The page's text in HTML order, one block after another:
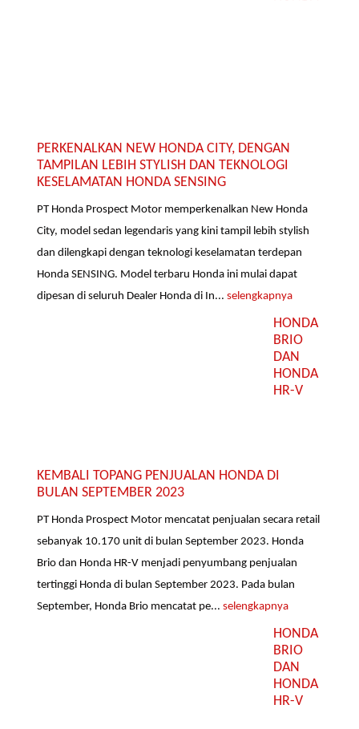
PERKENALKAN NEW HONDA CITY, DENGAN
TAMPILAN LEBIH STYLISH DAN TEKNOLOGI
KESELAMATAN HONDA SENSING
PT Honda Prospect Motor memperkenalkan New Honda
City, model sedan legendaris yang kini tampil lebih stylish
dan dilengkapi dengan teknologi keselamatan terdepan
Honda SENSING. Model terbaru Honda ini mulai dapat
dipesan di seluruh Dealer Honda di In...selengkapnya
HONDA
BRIO
DAN
HONDA
HR-V
KEMBALI TOPANG PENJUALAN HONDA DI
BULAN SEPTEMBER 2023
PT Honda Prospect Motor mencatat penjualan secara retail
sebanyak 10.170 unit di bulan September 2023. Honda
Brio dan Honda HR-V menjadi penyumbang penjualan
tertinggi Honda di bulan September 2023. Pada bulan
September, Honda Brio mencatat pe...selengkapnya
HONDA
BRIO
DAN
HONDA
HR-V